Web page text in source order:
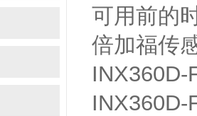
可用前的
倍加福传
INX360D-
INX360D-